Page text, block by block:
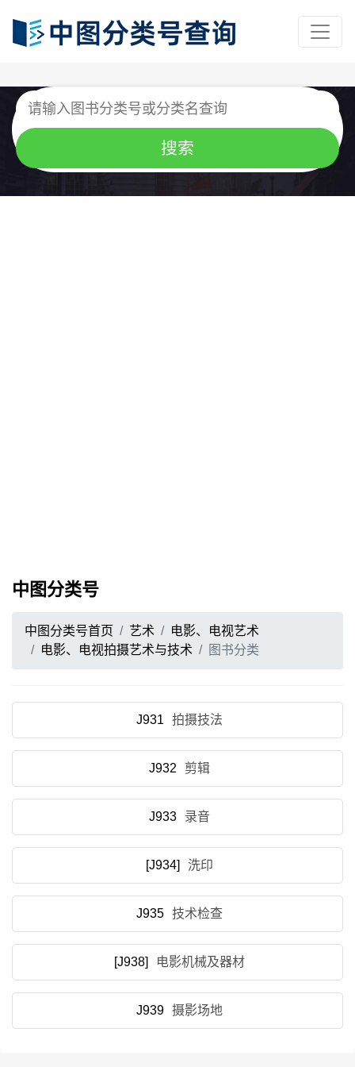
中图分类号
中图分类号首页 艺术
电影、电视艺术
电影、电视拍摄艺术与技术
图书分类
J931 拍摄技法
J932 剪辑
J933 录音
[J934] 洗印
J935 技术检查
[J938] 电影机械及器材
J939 摄影场地